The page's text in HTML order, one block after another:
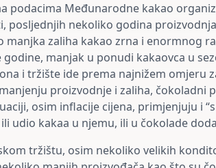
podacima Međunarodne kakao
posljednjih nekoliko godina
manjka zaliha kakao zrna i enormnog
godine, manjak u ponudi kakaovca u
i tržište ide prema najnižem omjeru
proizvodnje i zaliha, čokoladni
osim inflacije cijena, primjenjuju i
udio kakaa u njemu, ili u čokolade
tržištu, osim nekoliko velikih